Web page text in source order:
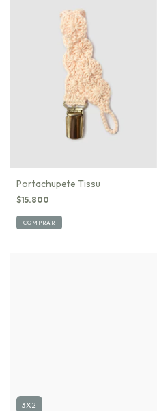
Portachupete Tissu
$15.800
COMPRAR
3X2